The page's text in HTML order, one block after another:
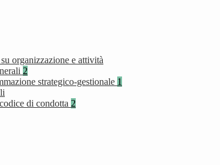
organizzazione e attività
2
strategico-gestionale 1
di condotta 2